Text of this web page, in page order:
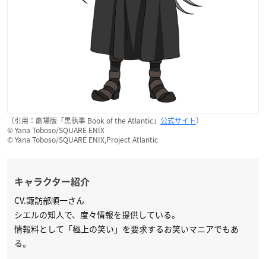
（引用：劇場版「黒執事 Book of the Atlantic」 公式サイト）
© Yana Toboso/SQUARE ENIX
© Yana Toboso/SQUARE ENIX,Project Atlantic
キャラクター紹介
CV.諏訪部順一さん
シエルの知人で、度々情報を提供している。
情報料として「極上の笑い」を要求するお笑いマニアでもあ
る。